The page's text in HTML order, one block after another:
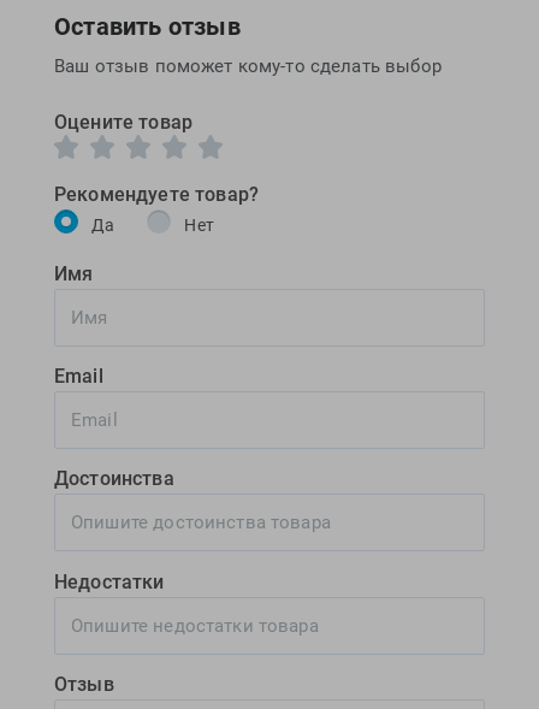
Оставить отзыв
Ваш отзыв поможет кому-то сделать выбор
Оцените товар
Рекомендуете товар?
Да Нет
Имя
Email
Достоинства
Недостатки
Отзыв